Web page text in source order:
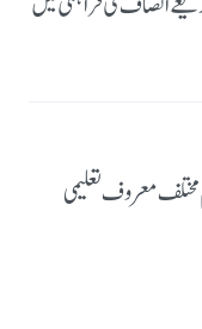
مختلف معروف تعلیمی